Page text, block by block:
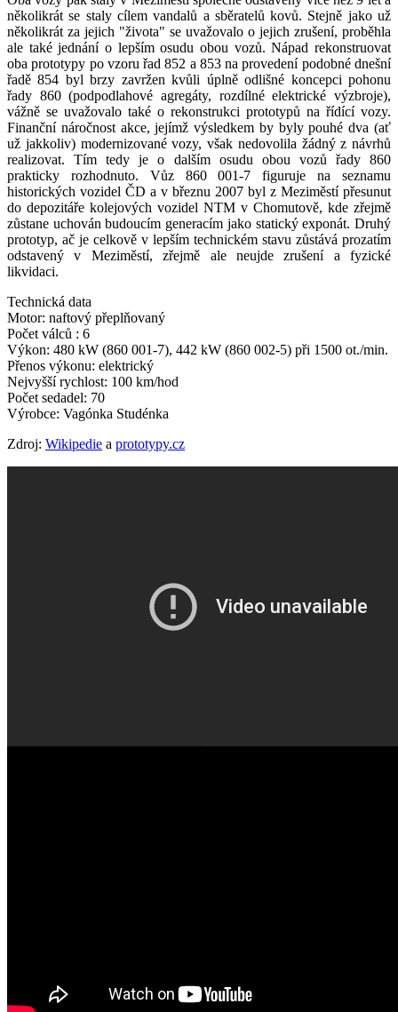
několikrát se staly cílem vandalů a sběratelů kovů. Stejně jako už
několikrát za jejich "života" se uvažovalo o jejich zrušení, proběhla
ale také jednání o lepším osudu obou vozů. Nápad rekonstruovat
oba prototypy po vzoru řad 852 a 853 na provedení podobné dnešní
řadě 854 byl brzy zavržen kvůli úplně odlišné koncepci pohonu
řady 860 (podpodlahové agregáty, rozdílné elektrické výzbroje),
vážně se uvažovalo také o rekonstrukci prototypů na řídící vozy.
Finanční náročnost akce, jejímž výsledkem by byly pouhé dva (ať
už jakkoliv) modernizované vozy, však nedovolila žádný z návrhů
realizovat. Tím tedy je o dalším osudu obou vozů řady 860
prakticky rozhodnuto. Vůz 860 001-7 figuruje na seznamu
historických vozidel ČD a v březnu 2007 byl z Meziměstí přesunut
do depozitáře kolejových vozidel NTM v Chomutově, kde zřejmě
zůstane uchován budoucím generacím jako statický exponát. Druhý
prototyp, ač je celkově v lepším technickém stavu zůstává prozatím
odstavený v Meziměstí, zřejmě ale neujde zrušení a fyzické
likvidaci.
Technická data
Motor: naftový přeplňovaný
Počet válců : 6
Výkon: 480 kW (860 001-7), 442 kW (860 002-5) při 1500 ot./min.
Přenos výkonu: elektrický
Nejvyšší rychlost: 100 km/hod
Počet sedadel: 70
Výrobce: Vagónka Studénka
Zdroj: Wikipedie a prototypy.cz